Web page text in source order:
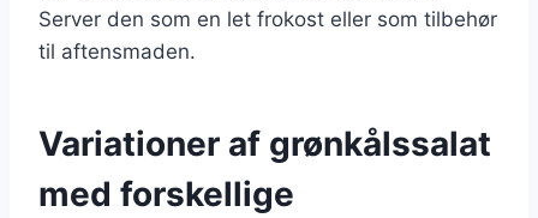
Server den som en let frokost eller som tilbehør
til aftensmaden.
Variationer af grønkålssalat
med forskellige